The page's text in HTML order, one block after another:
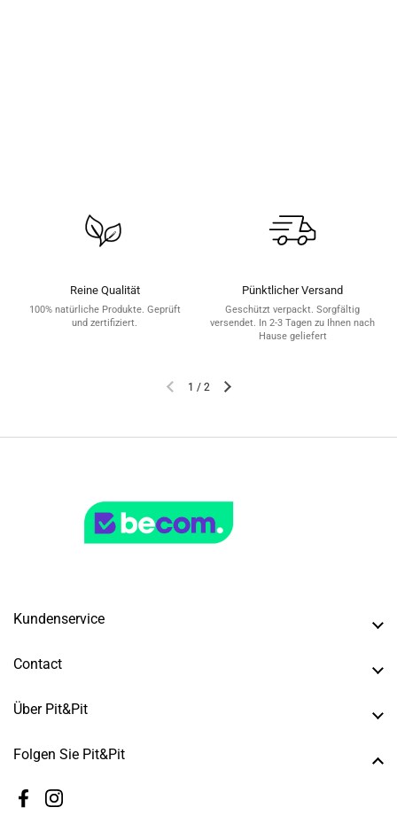
Reine Qualität
100% natürliche Produkte. Geprüft
und zertifiziert.
Pünktlicher Versand
Geschützt verpackt. Sorgfältig
versendet. In 2-3 Tagen zu Ihnen nach
Hause geliefert
1 / 2
Kundenservice
Contact
Über Pit&Pit
Folgen Sie Pit&Pit
FacebookInstagram